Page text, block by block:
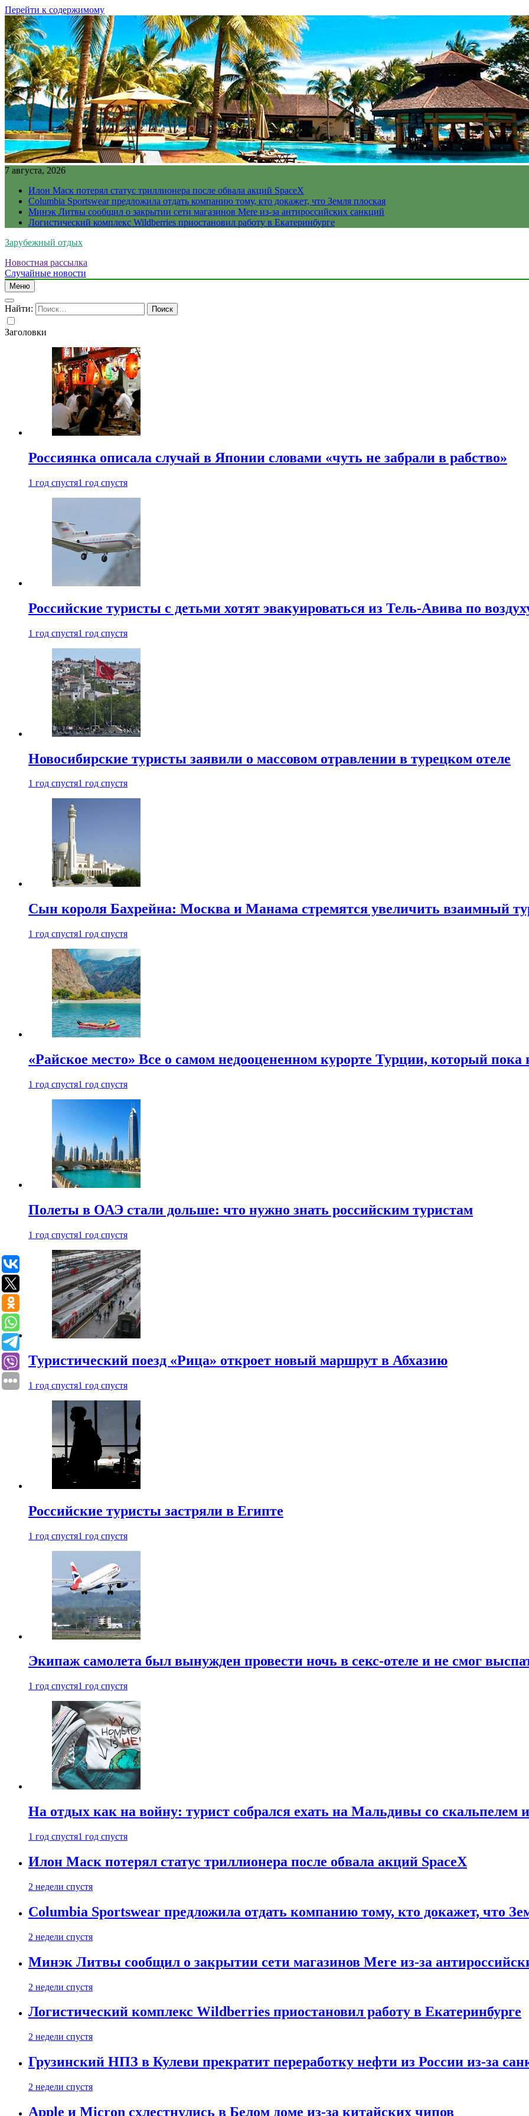
Перейти к содержимому
7 августа, 2026
Илон Маск потерял статус триллионера после обвала акций SpaceX
Columbia Sportswear предложила отдать компанию тому, кто докажет, что Земля плоская
Минэк Литвы сообщил о закрытии сети магазинов Mere из-за антироссийских санкций
Логистический комплекс Wildberries приостановил работу в Екатеринбурге
Зарубежный отдых
Новостная рассылка
Случайные новости
Меню
Найти:
Заголовки
Россиянка описала случай в Японии словами «чуть не забрали в рабство»
1 год спустя1 год спустя
Российские туристы с детьми хотят эвакуироваться из Тель-Авива по
1 год спустя1 год спустя
Новосибирские туристы заявили о массовом отравлении в турецком отеле
1 год спустя1 год спустя
Сын короля Бахрейна: Москва и Манама стремятся увеличить взаимный
1 год спустя1 год спустя
«Райское место» Все о самом недооцененном курорте Турции, который пока
1 год спустя1 год спустя
Полеты в ОАЭ стали дольше: что нужно знать российским туристам
1 год спустя1 год спустя
Туристический поезд «Рица» откроет новый маршрут в Абхазию
1 год спустя1 год спустя
Российские туристы застряли в Египте
1 год спустя1 год спустя
Экипаж самолета был вынужден провести ночь в секс-отеле и не смог
1 год спустя1 год спустя
На отдых как на войну: турист собрался ехать на Мальдивы со скальпелем
1 год спустя1 год спустя
Илон Маск потерял статус триллионера после обвала акций SpaceX
2 недели спустя
Columbia Sportswear предложила отдать компанию тому, кто докажет, что
2 недели спустя
Минэк Литвы сообщил о закрытии сети магазинов Mere из-за
2 недели спустя
Логистический комплекс Wildberries приостановил работу в Екатеринбурге
2 недели спустя
Грузинский НПЗ в Кулеви прекратит переработку нефти из России из-за
2 недели спустя
Apple и Micron схлестнулись в Белом доме из-за китайских чипов